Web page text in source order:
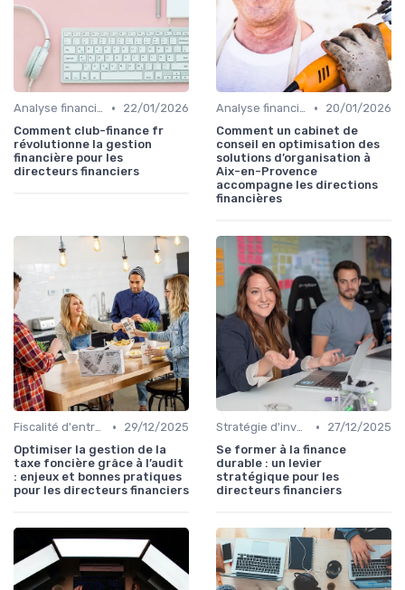
Analyse financière •
22/01/2026
Comment club-finance fr
révolutionne la gestion
financière pour les
directeurs financiers
Analyse financière •
20/01/2026
Comment un cabinet de
conseil en optimisation des
solutions d’organisation à
Aix-en-Provence
accompagne les directions
financières
Fiscalité d'entreprise •
29/12/2025
Optimiser la gestion de la
taxe foncière grâce à l’audit
: enjeux et bonnes pratiques
pour les directeurs financiers
Stratégie d'investissement •
27/12/2025
Se former à la finance
durable : un levier
stratégique pour les
directeurs financiers